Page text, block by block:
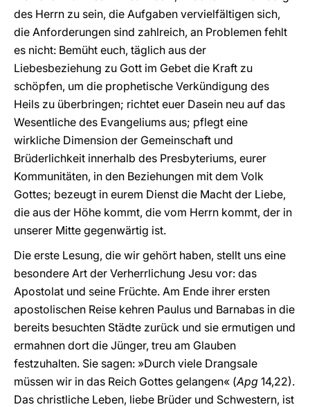
des Herrn zu sein, die Aufgaben vervielfältigen sich,
die Anforderungen sind zahlreich, an Problemen fehlt
es nicht: Bemüht euch, täglich aus der
Liebesbeziehung zu Gott im Gebet die Kraft zu
schöpfen, um die prophetische Verkündigung des
Heils zu überbringen; richtet euer Dasein neu auf das
Wesentliche des Evangeliums aus; pflegt eine
wirkliche Dimension der Gemeinschaft und
Brüderlichkeit innerhalb des Presbyteriums, eurer
Kommunitäten, in den Beziehungen mit dem Volk
Gottes; bezeugt in eurem Dienst die Macht der Liebe,
die aus der Höhe kommt, die vom Herrn kommt, der in
unserer Mitte gegenwärtig ist.
Die erste Lesung, die wir gehört haben, stellt uns eine
besondere Art der Verherrlichung Jesu vor: das
Apostolat und seine Früchte. Am Ende ihrer ersten
apostolischen Reise kehren Paulus und Barnabas in die
bereits besuchten Städte zurück und sie ermutigen und
ermahnen dort die Jünger, treu am Glauben
festzuhalten. Sie sagen: »Durch viele Drangsale
müssen wir in das Reich Gottes gelangen« (Apg 14,22).
Das christliche Leben, liebe Brüder und Schwestern, ist